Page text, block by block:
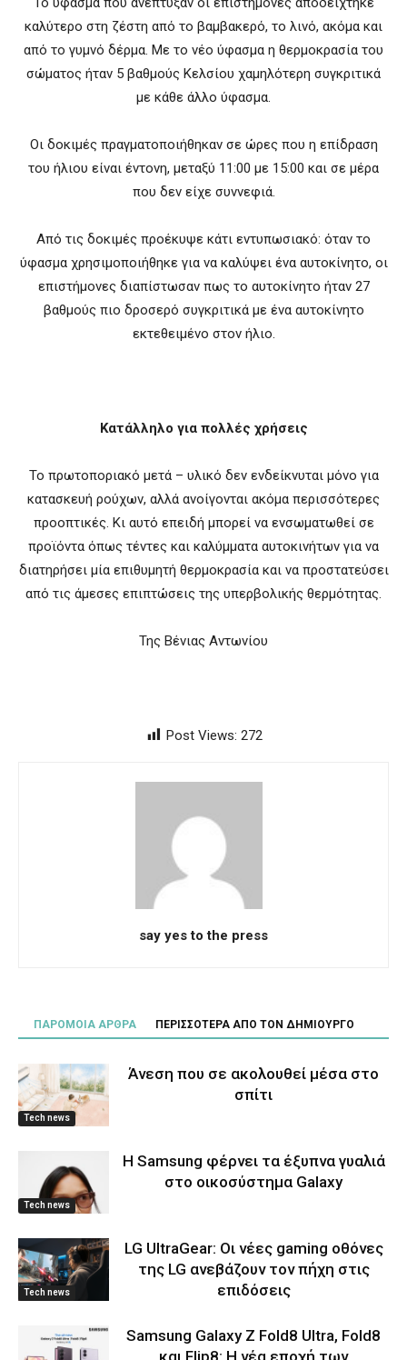
καλύτερο στη ζέστη από το βαμβακερό, το λινό, ακόμα και
από το γυμνό δέρμα. Με το νέο ύφασμα η θερμοκρασία του
σώματος ήταν 5 βαθμούς Κελσίου χαμηλότερη συγκριτικά
με κάθε άλλο ύφασμα.
Οι δοκιμές πραγματοποιήθηκαν σε ώρες που η επίδραση
του ήλιου είναι έντονη, μεταξύ 11:00 με 15:00 και σε μέρα
που δεν είχε συννεφιά.
Από τις δοκιμές προέκυψε κάτι εντυπωσιακό: όταν το
ύφασμα χρησιμοποιήθηκε για να καλύψει ένα αυτοκίνητο, οι
επιστήμονες διαπίστωσαν πως το αυτοκίνητο ήταν 27
βαθμούς πιο δροσερό συγκριτικά με ένα αυτοκίνητο
εκτεθειμένο στον ήλιο.
Κατάλληλο για πολλές χρήσεις
Το πρωτοποριακό μετά – υλικό δεν ενδείκνυται μόνο για
κατασκευή ρούχων, αλλά ανοίγονται ακόμα περισσότερες
προοπτικές. Κι αυτό επειδή μπορεί να ενσωματωθεί σε
προϊόντα όπως τέντες και καλύμματα αυτοκινήτων για να
διατηρήσει μία επιθυμητή θερμοκρασία και να προστατεύσει
από τις άμεσες επιπτώσεις της υπερβολικής θερμότητας.
Της Βένιας Αντωνίου
Post Views: 272
say yes to the press
ΠΑΡΟΜΟΙΑ ΑΡΘΡΑ ΠΕΡΙΣΣΟΤΕΡΑ ΑΠΟ ΤΟΝ ΔΗΜΙΟΥΡΓΟ
Tech news
Άνεση που σε ακολουθεί μέσα στο
σπίτι
Tech news
Η Samsung φέρνει τα έξυπνα γυαλιά
στο οικοσύστημα Galaxy
Tech news
LG UltraGear: Οι νέες gaming οθόνες
της LG ανεβάζουν τον πήχη στις
επιδόσεις
Samsung Galaxy Z Fold8 Ultra, Fold8
και Flip8: Η νέα εποχή των